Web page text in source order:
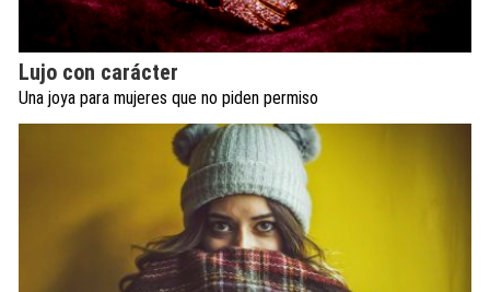
Lujo con carácter
Una joya para mujeres que no piden permiso